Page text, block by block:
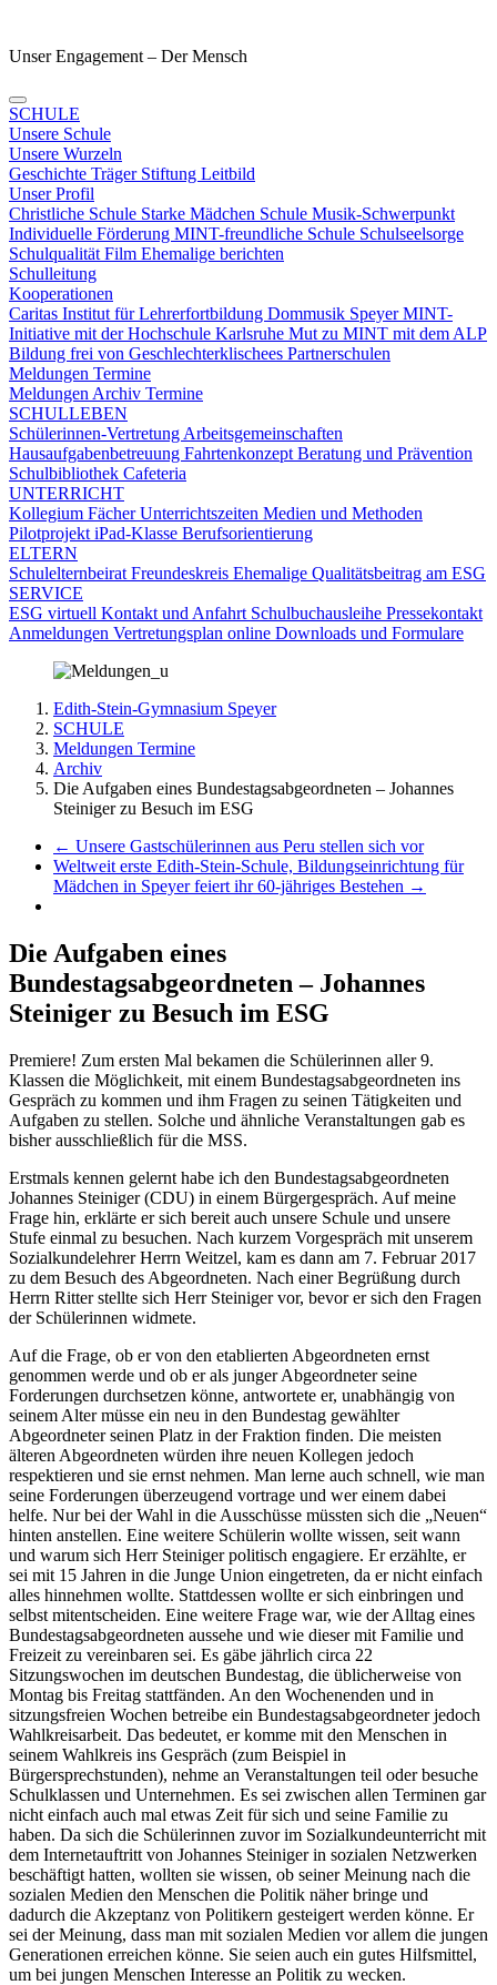
Unser Engagement – Der Mensch
SCHULE
Unsere Schule
Unsere Wurzeln
Geschichte Träger Stiftung Leitbild
Unser Profil
Christliche Schule Starke Mädchen Schule Musik-Schwerpunkt
Individuelle Förderung MINT-freundliche Schule Schulseelsorge
Schulqualität Film Ehemalige berichten
Schulleitung
Kooperationen
Caritas Institut für Lehrerfortbildung Dommusik SpeyerMINT-
Initiative mit der Hochschule Karlsruhe Mut zu MINT mit dem ALP
Bildung frei von Geschlechterklischees Partnerschulen
Meldungen Termine
Meldungen Archiv Termine
SCHULLEBEN
Schülerinnen-Vertretung Arbeitsgemeinschaften
Hausaufgabenbetreuung Fahrtenkonzept Beratung und Prävention
Schulbibliothek Cafeteria
UNTERRICHT
Kollegium FächerUnterrichtszeiten Medien und Methoden
Pilotprojekt iPad-Klasse Berufsorientierung
ELTERN
Schulelternbeirat Freundeskreis Ehemalige Qualitätsbeitrag am ESG
SERVICE
ESG virtuell Kontakt und Anfahrt Schulbuchausleihe Pressekontakt
Anmeldungen Vertretungsplan online Downloads und Formulare
Edith-Stein-Gymnasium Speyer
SCHULE
Meldungen Termine
Archiv
Die Aufgaben eines Bundestagsabgeordneten – Johannes
Steiniger zu Besuch im ESG
← Unsere Gastschülerinnen aus Peru stellen sich vor
Weltweit erste Edith-Stein-Schule, Bildungseinrichtung für
Mädchen in Speyer feiert ihr 60-jähriges Bestehen →
Die Aufgaben eines
Bundestagsabgeordneten – Johannes
Steiniger zu Besuch im ESG
Premiere! Zum ersten Mal bekamen die Schülerinnen aller 9.
Klassen die Möglichkeit, mit einem Bundestagsabgeordneten ins
Gespräch zu kommen und ihm Fragen zu seinen Tätigkeiten und
Aufgaben zu stellen. Solche und ähnliche Veranstaltungen gab es
bisher ausschließlich für die MSS.
Erstmals kennen gelernt habe ich den Bundestagsabgeordneten
Johannes Steiniger (CDU) in einem Bürgergespräch. Auf meine
Frage hin, erklärte er sich bereit auch unsere Schule und unsere
Stufe einmal zu besuchen. Nach kurzem Vorgespräch mit unserem
Sozialkundelehrer Herrn Weitzel, kam es dann am 7. Februar 2017
zu dem Besuch des Abgeordneten. Nach einer Begrüßung durch
Herrn Ritter stellte sich Herr Steiniger vor, bevor er sich den Fragen
der Schülerinnen widmete.
Auf die Frage, ob er von den etablierten Abgeordneten ernst
genommen werde und ob er als junger Abgeordneter seine
Forderungen durchsetzen könne, antwortete er, unabhängig von
seinem Alter müsse ein neu in den Bundestag gewählter
Abgeordneter seinen Platz in der Fraktion finden. Die meisten
älteren Abgeordneten würden ihre neuen Kollegen jedoch
respektieren und sie ernst nehmen. Man lerne auch schnell, wie man
seine Forderungen überzeugend vortrage und wer einem dabei
helfe. Nur bei der Wahl in die Ausschüsse müssten sich die „Neuen“
hinten anstellen. Eine weitere Schülerin wollte wissen, seit wann
und warum sich Herr Steiniger politisch engagiere. Er erzählte, er
sei mit 15 Jahren in die Junge Union eingetreten, da er nicht einfach
alles hinnehmen wollte. Stattdessen wollte er sich einbringen und
selbst mitentscheiden. Eine weitere Frage war, wie der Alltag eines
Bundestagsabgeordneten aussehe und wie dieser mit Familie und
Freizeit zu vereinbaren sei. Es gäbe jährlich circa 22
Sitzungswochen im deutschen Bundestag, die üblicherweise von
Montag bis Freitag stattfänden. An den Wochenenden und in
sitzungsfreien Wochen betreibe ein Bundestagsabgeordneter jedoch
Wahlkreisarbeit. Das bedeutet, er komme mit den Menschen in
seinem Wahlkreis ins Gespräch (zum Beispiel in
Bürgersprechstunden), nehme an Veranstaltungen teil oder besuche
Schulklassen und Unternehmen. Es sei zwischen allen Terminen gar
nicht einfach auch mal etwas Zeit für sich und seine Familie zu
haben. Da sich die Schülerinnen zuvor im Sozialkundeunterricht mit
dem Internetauftritt von Johannes Steiniger in sozialen Netzwerken
beschäftigt hatten, wollten sie wissen, ob seiner Meinung nach die
sozialen Medien den Menschen die Politik näher bringe und
dadurch die Akzeptanz von Politikern gesteigert werden könne. Er
sei der Meinung, dass man mit sozialen Medien vor allem die jungen
Generationen erreichen könne. Sie seien auch ein gutes Hilfsmittel,
um bei jungen Menschen Interesse an Politik zu wecken.